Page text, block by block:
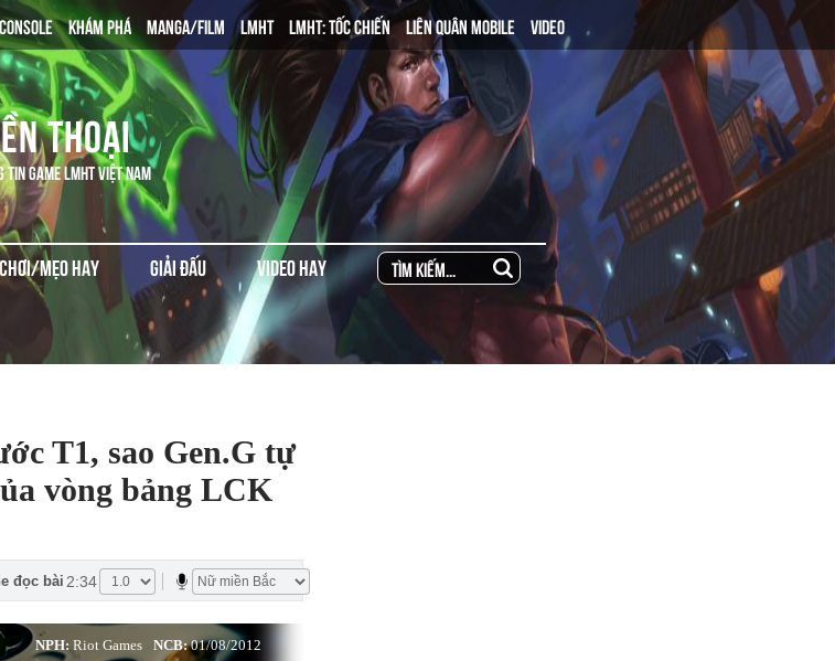
KHÁM PHÁ MANGA/FILM LMHT LMHT: TỐC CHIẾN LIÊN QUÂN MOBILE VIDEO
THOẠI
TIN GAME LMHT VIỆT NAM
MẸO HAY GIẢI ĐẤU VIDEO HAY
T1, sao Gen.G tự
vòng bảng LCK
đọc bài 2:34
01/08/2012
NCB:
Riot Games
NPH: